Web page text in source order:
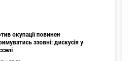
окупації повинен
ззовні: дискусія у